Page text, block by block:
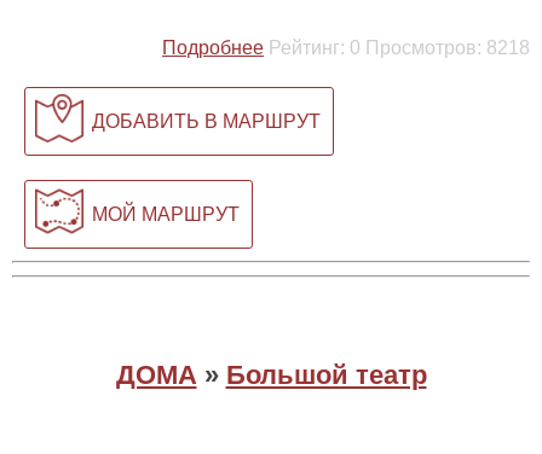
Подробнее Рейтинг: 0 Просмотров: 8218
ДОБАВИТЬ В МАРШРУТ
МОЙ МАРШРУТ
ДОМА » Большой театр